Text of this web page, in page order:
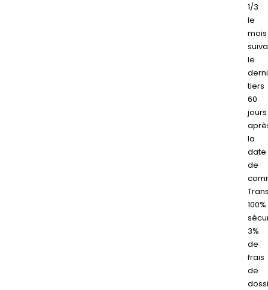
1/3
le
mois
le
tiers
60
jours
la
date
de
100%
3%
de
frais
de